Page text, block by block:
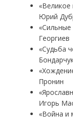
«Великое
Юрий
Георгиев
«Судьба
Пронин
Игорь
«Война и